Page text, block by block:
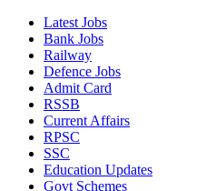
Latest Jobs
Bank Jobs
Railway
Defence Jobs
Admit Card
RSSB
Current Affairs
RPSC
SSC
Education Updates
Govt Schemes